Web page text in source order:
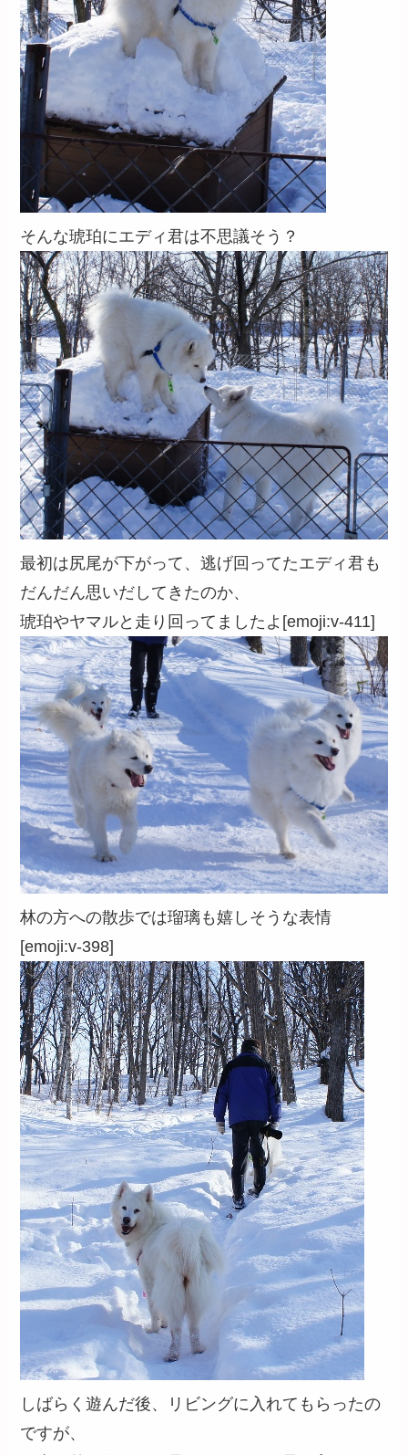
そんな琥珀にエディ君は不思議そう？
最初は尻尾が下がって、逃げ回ってたエディ君も
だんだん思いだしてきたのか、
琥珀やヤマルと走り回ってましたよ[emoji:v-411]
林の方への散歩では瑠璃も嬉しそうな表情
[emoji:v-398]
しばらく遊んだ後、リビングに入れてもらったの
ですが、